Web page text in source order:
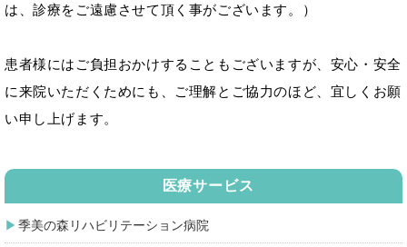
は、診療をご遠慮させて頂く事がございます。）
患者様にはご負担おかけすることもございますが、安心・安全
に来院いただくためにも、ご理解とご協力のほど、宜しくお願
い申し上げます。
医療サービス
季美の森リハビリテーション病院